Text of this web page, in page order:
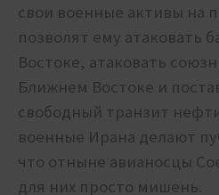
свои военные активы на
позволят ему атаковать
Востоке, атаковать
Ближнем Востоке и
свободный транзит
военные Ирана делают
что отныне авианосцы
для них просто мишень.